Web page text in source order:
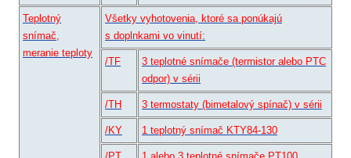
Teplotný
snímač,
meranie teploty
Všetky vyhotovenia, ktoré sa ponúkajú
s doplnkami vo vinutí:
/TF
3 teplotné snímače (termistor alebo PTC
odpor) v sérii
/TH 3 termostaty (bimetalový spínač) v sérii
/KY 1 teplotný snímač KTY84-130